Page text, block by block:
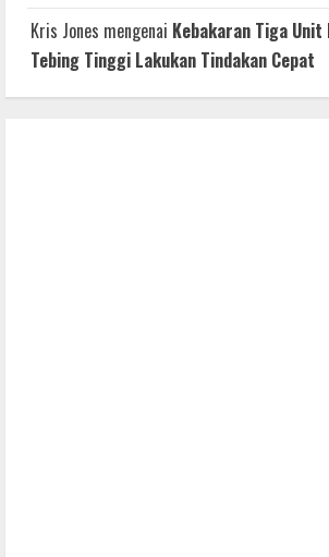
Kris Jones mengenai Kebakaran Tiga Unit
Tebing Tinggi Lakukan Tindakan Cepat